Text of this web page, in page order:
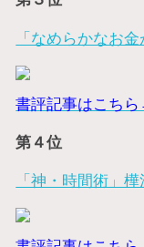
「なめらかなお
書評記事はこち
第４位
「神・時間術」